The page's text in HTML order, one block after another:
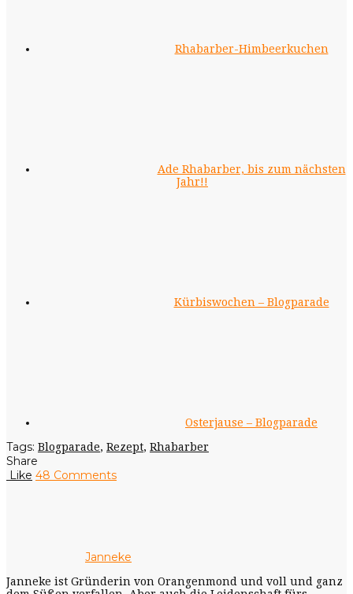
Rhabarber-Himbeerkuchen
Ade Rhabarber, bis zum nächsten
Jahr!!
Kürbiswochen – Blogparade
Osterjause – Blogparade
Tags: Blogparade, Rezept, Rhabarber
Share
Like 48 Comments
Janneke
Janneke ist Gründerin von Orangenmond und voll und ganz